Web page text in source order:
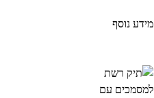
מידע נוסף